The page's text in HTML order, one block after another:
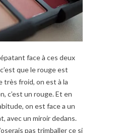
face à ces deux
que le rouge est
très froid, on est à la
c’est un rouge. Et en
on est face a un
avec un miroir dedans.
pas trimballer ce si